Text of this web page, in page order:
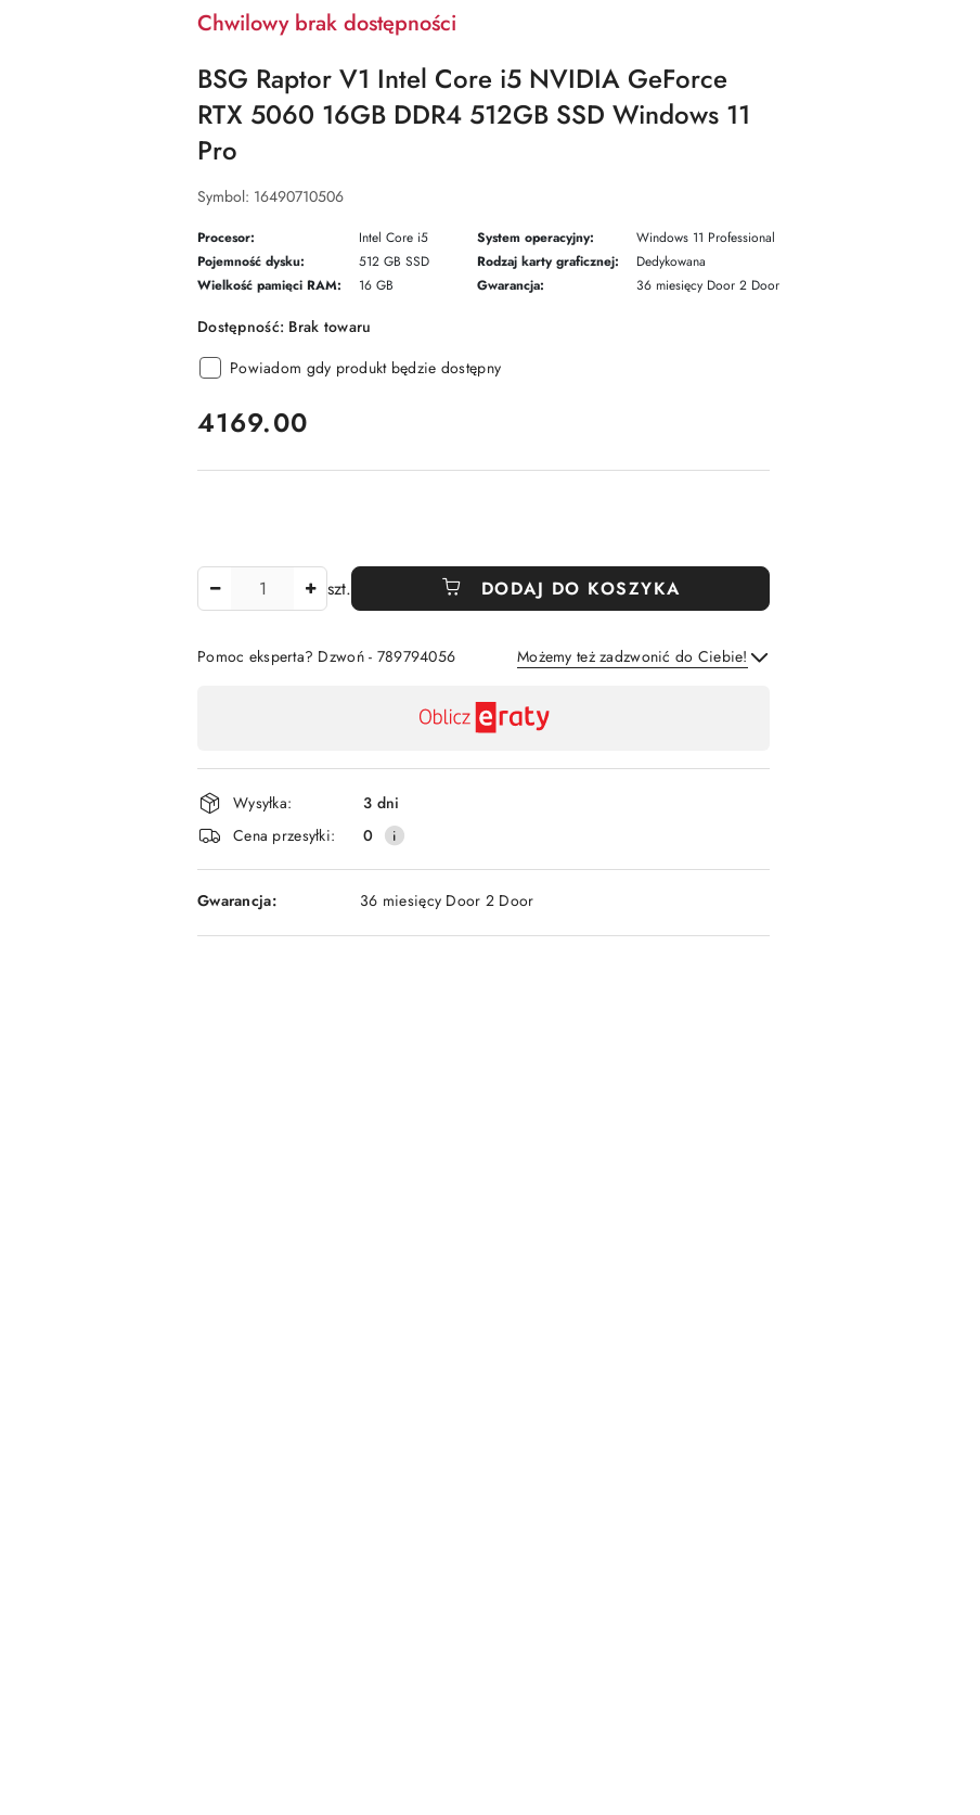
Chwilowy brak dostępności
BSG Raptor V1 Intel Core i5 NVIDIA GeForce
RTX 5060 16GB DDR4 512GB SSD Windows 11
Pro
Symbol: 16490710506
Procesor: Intel Core i5 System operacyjny:
Windows 11 Professional
Pojemność dysku:
512 GB SSD Rodzaj karty graficznej:
Dedykowana
Wielkość pamięci RAM:
16 GB Gwarancja: 36 miesięcy Door 2 Door
Dostępność: Brak towaru
Powiadom gdy produkt będzie dostępny
cena:
4169.00
szt. DODAJ DO KOSZYKA
Pomoc eksperta? Dzwoń - 789794056 Możemy też zadzwonić do Ciebie!
płatność
i
dostawa
Wysyłka:
3 dni
Cena przesyłki:
0
Gwarancja: 36 miesięcy Door 2 Door